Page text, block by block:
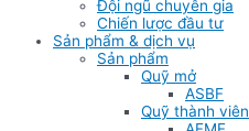
Đội ngũ chuyên gia
Chiến lược đầu tư
Sản phẩm & dịch vụ
Sản phẩm
Quỹ mở
ASBF
Quỹ thành viên